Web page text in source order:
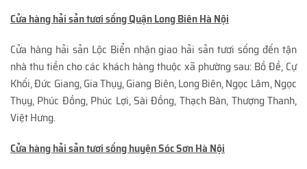
Cửa hàng hải sản tươi sống Quận Long Biên Hà Nội
Cửa hàng hải sản Lộc Biển nhận giao hải sản tươi sống đến tận
nhà thu tiền cho các khách hàng thuộc xã phường sau: Bồ Đề, Cự
Khối, Đức Giang, Gia Thụy, Giang Biên, Long Biên, Ngọc Lâm, Ngọc
Thụy, Phúc Đồng, Phúc Lợi, Sài Đồng, Thạch Bàn, Thượng Thanh,
Việt Hưng.
Cửa hàng hải sản tươi sống huyện Sóc Sơn Hà Nội